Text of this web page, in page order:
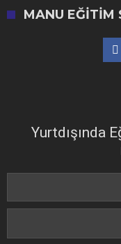
MANU EĞITIM
Yurtdışında